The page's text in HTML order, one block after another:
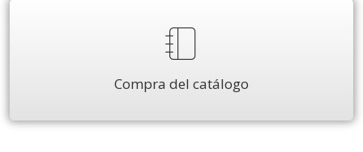
Compra del catálogo